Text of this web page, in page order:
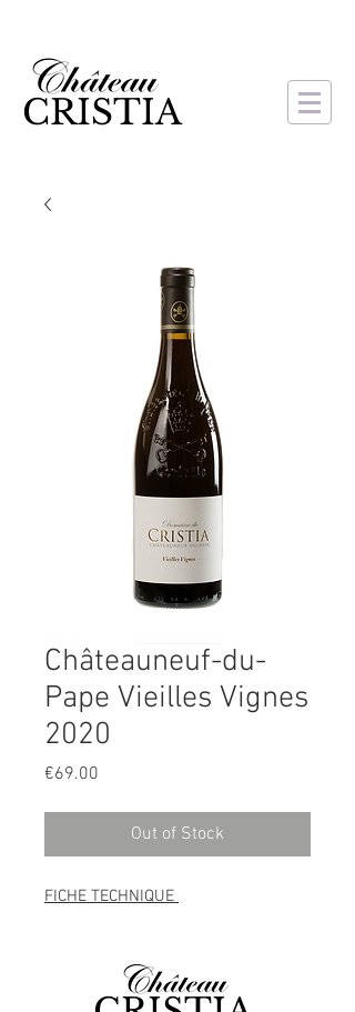
CRISTIA
Châteauneuf-du-
Pape Vieilles Vignes
2020
€69.00
Out of Stock
FICHE TECHNIQUE